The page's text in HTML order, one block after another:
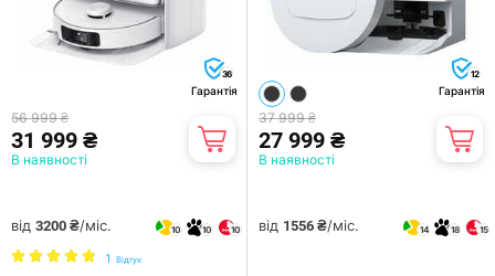
36
Гарантія
56 999 ₴
31 999 ₴
В наявності
від 3200 ₴/міс. 10 10 10
1 Відгук
12
Гарантія
37 999 ₴
27 999 ₴
В наявності
від 1556 ₴/міс. 14 18 15